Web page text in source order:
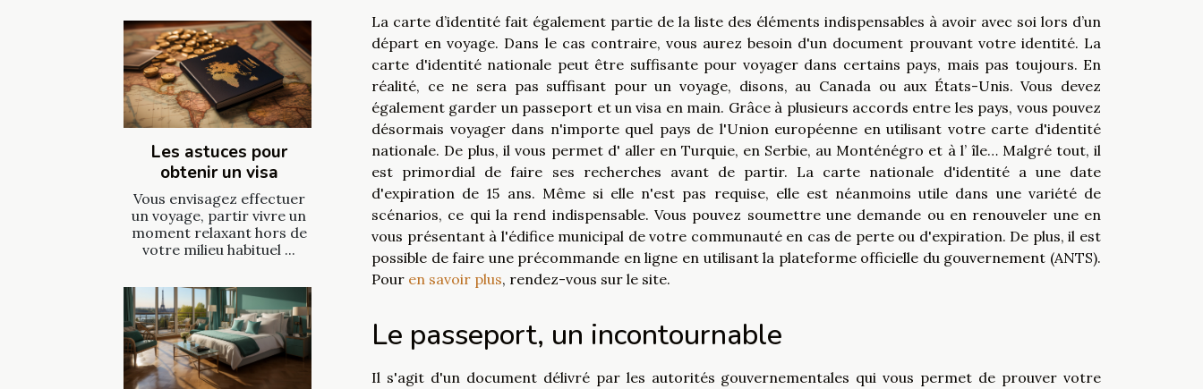
Les astuces pour
obtenir un visa
Vous envisagez effectuer
un voyage, partir vivre un
moment relaxant hors de
votre milieu habituel ...
La carte d’identité fait également partie de la liste des éléments indispensables à avoir avec soi lors d’un
départ en voyage. Dans le cas contraire, vous aurez besoin d'un document prouvant votre identité. La
carte d'identité nationale peut être suffisante pour voyager dans certains pays, mais pas toujours. En
réalité, ce ne sera pas suffisant pour un voyage, disons, au Canada ou aux États-Unis. Vous devez
également garder un passeport et un visa en main. Grâce à plusieurs accords entre les pays, vous pouvez
désormais voyager dans n'importe quel pays de l'Union européenne en utilisant votre carte d'identité
nationale. De plus, il vous permet d' aller en Turquie, en Serbie, au Monténégro et à l’ île… Malgré tout, il
est primordial de faire ses recherches avant de partir. La carte nationale d'identité a une date
d'expiration de 15 ans. Même si elle n'est pas requise, elle est néanmoins utile dans une variété de
scénarios, ce qui la rend indispensable. Vous pouvez soumettre une demande ou en renouveler une en
vous présentant à l'édifice municipal de votre communauté en cas de perte ou d'expiration. De plus, il est
possible de faire une précommande en ligne en utilisant la plateforme officielle du gouvernement (ANTS).
Pour en savoir plus, rendez-vous sur le site.
Le passeport, un incontournable
Il s'agit d'un document délivré par les autorités gouvernementales qui vous permet de prouver votre